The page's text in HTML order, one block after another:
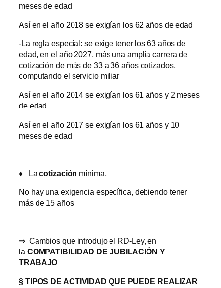
meses de edad
Así en el año 2018 se exigían los 62 años de edad
-La regla especial: se exige tener los 63 años de
edad, en el año 2027, más una amplia carrera de
cotización de más de 33 a 36 años cotizados,
computando el servicio miliar
Así en el año 2014 se exigían los 61 años y 2 meses
de edad
Así en el año 2017 se exigían los 61 años y 10
meses de edad
♦Lacotización mínima,
No hay una exigencia específica, debiendo tener
más de 15 años
⇒ Cambios que introdujo el RD-Ley, en
la COMPATIBILIDAD DE JUBILACIÓN Y
TRABAJO
§ TIPOS DE ACTIVIDAD QUE PUEDE REALIZAR